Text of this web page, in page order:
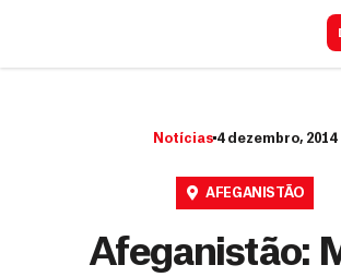
Notícias 4 dezembro, 2014
AFEGANISTÃO
Afeganistão:
a
r